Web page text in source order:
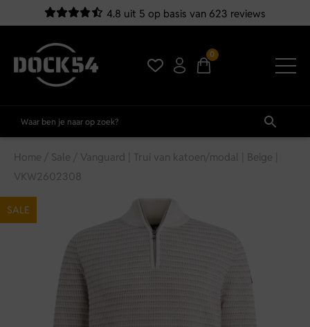
4.8 uit 5 op basis van 623 reviews
0
Home / Sale / Vanguard | Trui van katoen/modal | Beige |
VKW2602308
SALE